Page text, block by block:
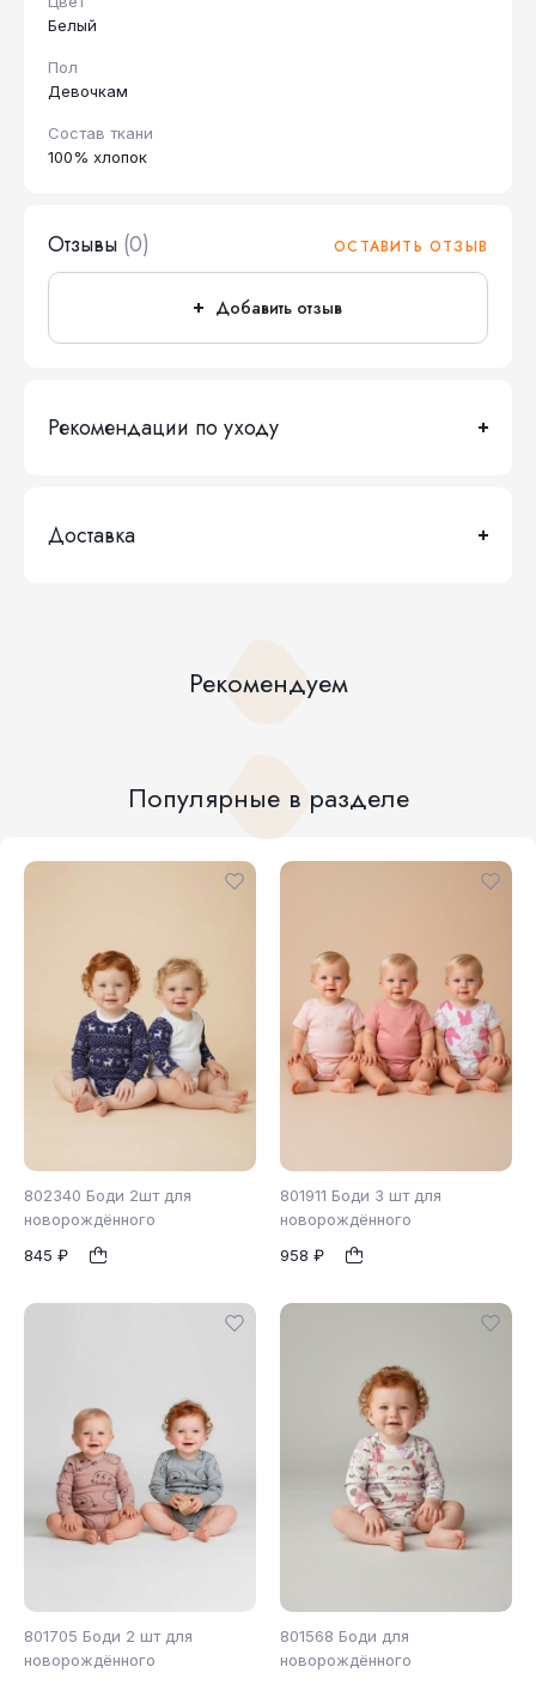
Белый
Пол
Девочкам
Состав ткани
100% хлопок
Отзывы (0) ОСТАВИТЬ ОТЗЫВ
Добавить отзыв
Рекомендации по уходу
Доставка
Рекомендуем
Популярные в разделе
802340 Боди 2шт для
новорождённого
845 ₽
801911 Боди 3 шт для
новорождённого
958 ₽
56 62
801705 Боди 2 шт для
новорождённого
801568 Боди для
новорождённого